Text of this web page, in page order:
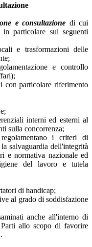
e consultazione di cui
particolare sui seguenti
e trasformazioni delle
e controllo
con particolare riferimento
interni ed esterni al
sulla concorrenza;
i criteri di
salvaguardia dell'integrità
e normativa nazionale ed
del lavoro e tutela
di handicap;
al grado di soddisfazione
anche all'interno di
allo scopo di favorire